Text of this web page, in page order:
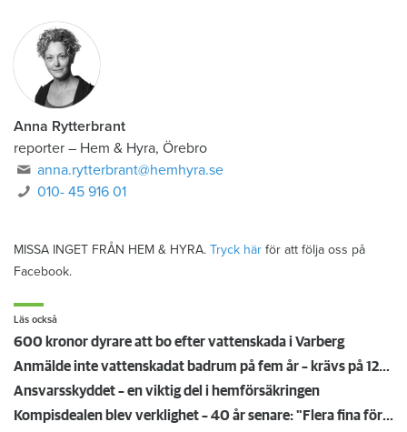
Anna Rytterbrant
reporter – Hem & Hyra, Örebro
anna.rytterbrant@hemhyra.se
010- 45 916 01
MISSA INGET FRÅN HEM & HYRA. Tryck här för att följa oss på
Facebook.
Läs också
600 kronor dyrare att bo efter vattenskada i Varberg
Anmälde inte vattenskadat badrum på fem år – krävs på 125 000 kronor
Ansvarsskyddet – en viktig del i hemförsäkringen
Kompisdealen blev verklighet – 40 år senare: "Flera fina fördelar med att dela bostad"